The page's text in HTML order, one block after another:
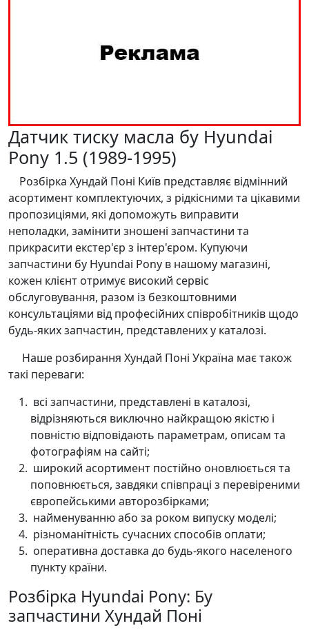
Датчик тиску масла бу Hyundai
Pony 1.5 (1989-1995)
Розбірка Хундай Поні Київ представляє відмінний
асортимент комплектуючих, з рідкісними та цікавими
пропозиціями, які допоможуть виправити
неполадки, замінити зношені запчастини та
прикрасити екстер'єр з інтер'єром. Купуючи
запчастини бу Hyundai Pony в нашому магазині,
кожен клієнт отримує високий сервіс
обслуговування, разом із безкоштовними
консультаціями від професійних співробітників щодо
будь-яких запчастин, представлених у каталозі.
Наше розбирання Хундай Поні Україна має також
такі переваги:
всі запчастини, представлені в каталозі,
відрізняються виключно найкращою якістю і
повністю відповідають параметрам, описам та
фотографіям на сайті;
широкий асортимент постійно оновлюється та
поповнюється, завдяки співпраці з перевіреними
європейськими авторозбірками;
найменуванню або за роком випуску моделі;
різноманітність сучасних способів оплати;
оперативна доставка до будь-якого населеного
пункту країни.
Розбірка Hyundai Pony: Бу
запчастини Хундай Поні